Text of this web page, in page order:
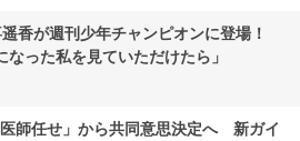
香が週刊少年チャンピオンに登場！
なった私を見ていただけたら」
師任せ」から共同意思決定へ 新ガイ